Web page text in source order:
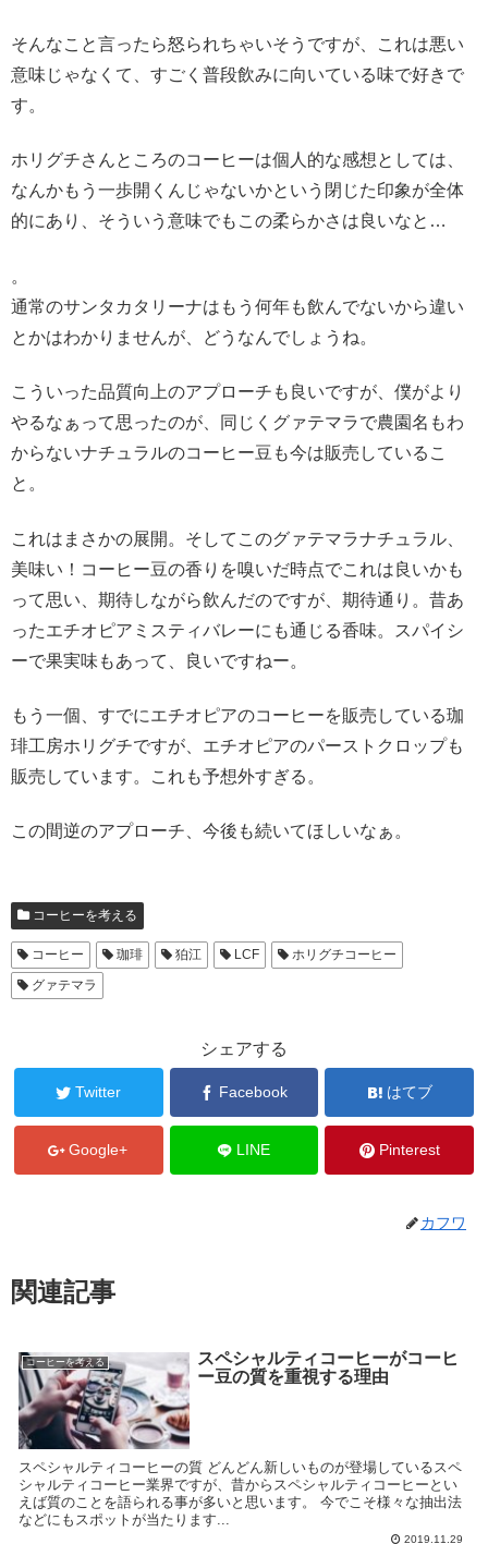
そんなこと言ったら怒られちゃいそうですが、これは悪い
意味じゃなくて、すごく普段飲みに向いている味で好きで
す。
ホリグチさんところのコーヒーは個人的な感想としては、
なんかもう一歩開くんじゃないかという閉じた印象が全体
的にあり、そういう意味でもこの柔らかさは良いなと…
。
通常のサンタカタリーナはもう何年も飲んでないから違い
とかはわかりませんが、どうなんでしょうね。
こういった品質向上のアプローチも良いですが、僕がより
やるなぁって思ったのが、同じくグァテマラで農園名もわ
からないナチュラルのコーヒー豆も今は販売しているこ
と。
これはまさかの展開。そしてこのグァテマラナチュラル、
美味い！コーヒー豆の香りを嗅いだ時点でこれは良いかも
って思い、期待しながら飲んだのですが、期待通り。昔あ
ったエチオピアミスティバレーにも通じる香味。スパイシ
ーで果実味もあって、良いですねー。
もう一個、すでにエチオピアのコーヒーを販売している珈
琲工房ホリグチですが、エチオピアのパーストクロップも
販売しています。これも予想外すぎる。
この間逆のアプローチ、今後も続いてほしいなぁ。
コーヒーを考える
コーヒー 珈琲 狛江 LCF
ホリグチコーヒー
グァテマラ
シェアする
Twitter Facebook はてブ
Google+ LINE Pinterest
カフワ
関連記事
コーヒーを考える
スペシャルティコーヒーがコーヒ
ー豆の質を重視する理由
スペシャルティコーヒーの質 どんどん新しいものが登場しているスペ
シャルティコーヒー業界ですが、昔からスペシャルティコーヒーとい
えば質のことを語られる事が多いと思います。 今でこそ様々な抽出法
などにもスポットが当たります...
2019.11.29